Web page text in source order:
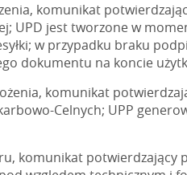
komunikat
UPD jest tworzone w
w przypadku braku
dokumentu na koncie
komunikat
Celnych; UPP
komunikat